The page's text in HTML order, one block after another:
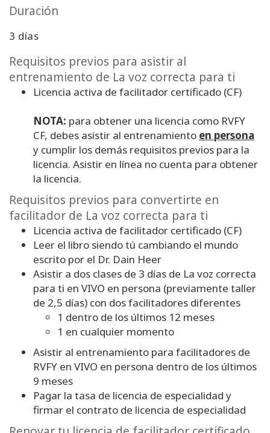
Duración
3 días
Requisitos previos para asistir al
entrenamiento de La voz correcta para ti
Licencia activa de facilitador certificado (CF)
NOTA: para obtener una licencia como RVFY
CF, debes asistir al entrenamiento en persona
y cumplir los demás requisitos previos para la
licencia. Asistir en línea no cuenta para obtener
la licencia.
Requisitos previos para convertirte en
facilitador de La voz correcta para ti
Licencia activa de facilitador certificado (CF)
Leer el libro siendo tú cambiando el mundo
escrito por el Dr. Dain Heer
Asistir a dos clases de 3 días de La voz correcta
para ti en VIVO en persona (previamente taller
de 2,5 días) con dos facilitadores diferentes
1 dentro de los últimos 12 meses
1 en cualquier momento
Asistir al entrenamiento para facilitadores de
RVFY en VIVO en persona dentro de los últimos
9 meses
Pagar la tasa de licencia de especialidad y
firmar el contrato de licencia de especialidad